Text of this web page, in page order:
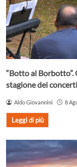
“Botto al Borbotto”.
stagione dei
Aldo Giovannini 8
Leggi di più